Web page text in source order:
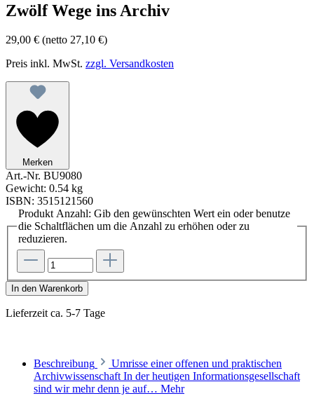
Zwölf Wege ins Archiv
29,00 € (netto 27,10 €)
Preis inkl. MwSt. zzgl. Versandkosten
Merken
Art.-Nr. BU9080
Gewicht: 0.54 kg
ISBN: 3515121560
Produkt Anzahl: Gib den gewünschten Wert ein oder benutze
die Schaltflächen um die Anzahl zu erhöhen oder zu
reduzieren.
In den Warenkorb
Lieferzeit ca. 5-7 Tage
Beschreibung
Umrisse einer offenen und praktischen
Archivwissenschaft In der heutigen Informationsgesellschaft
sind wir mehr denn je auf… Mehr